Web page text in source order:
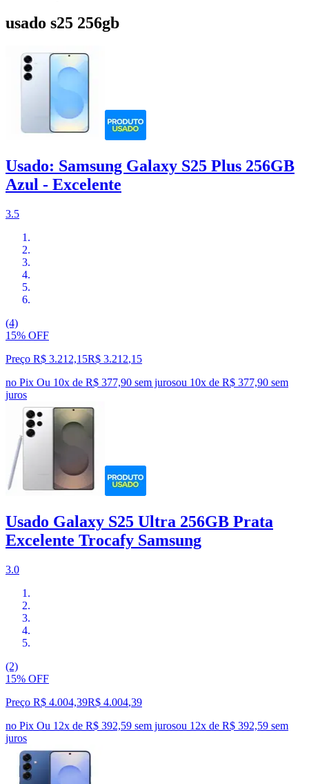
usado s25 256gb
Usado: Samsung Galaxy S25 Plus 256GB
Azul - Excelente
3.5
(4)
15% OFF
Preço R$ 3.212,15R$ 3.212,15
no Pix Ou 10x de R$ 377,90 sem jurosou 10x de R$ 377,90 sem
juros
Usado Galaxy S25 Ultra 256GB Prata
Excelente Trocafy Samsung
3.0
(2)
15% OFF
Preço R$ 4.004,39R$ 4.004,39
no Pix Ou 12x de R$ 392,59 sem jurosou 12x de R$ 392,59 sem
juros